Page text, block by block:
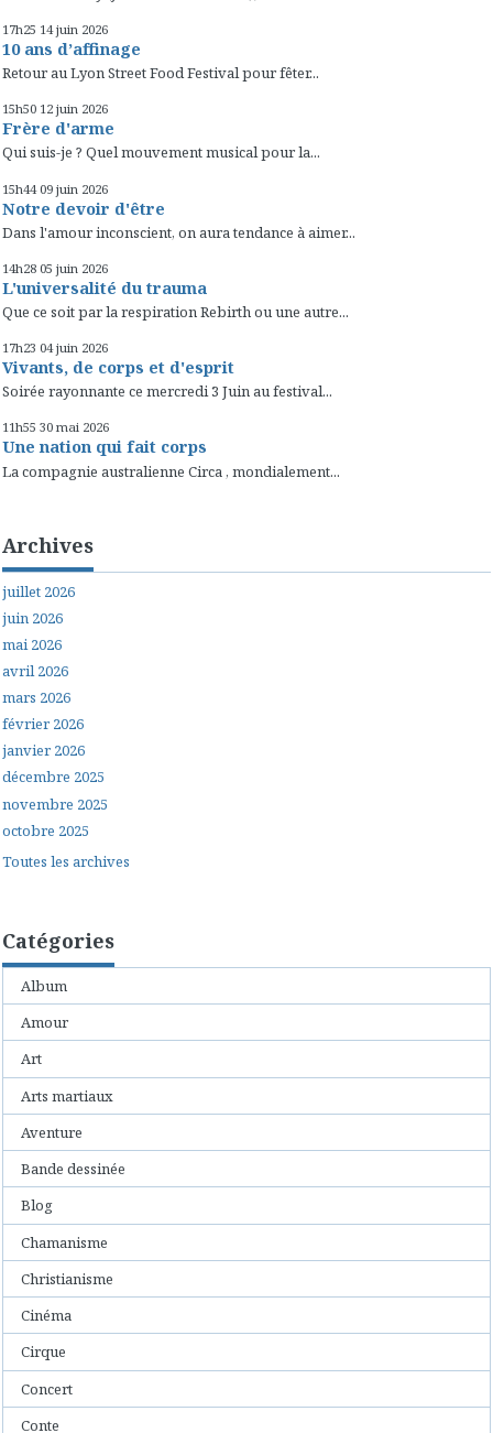
17h25 14 juin 2026
10 ans d’affinage
Retour au Lyon Street Food Festival pour fêter...
15h50 12 juin 2026
Frère d'arme
Qui suis-je ? Quel mouvement musical pour la...
15h44 09 juin 2026
Notre devoir d'être
Dans l'amour inconscient, on aura tendance à aimer...
14h28 05 juin 2026
L'universalité du trauma
Que ce soit par la respiration Rebirth ou une autre...
17h23 04 juin 2026
Vivants, de corps et d'esprit
Soirée rayonnante ce mercredi 3 Juin au festival...
11h55 30 mai 2026
Une nation qui fait corps
La compagnie australienne Circa , mondialement...
Archives
juillet 2026
juin 2026
mai 2026
avril 2026
mars 2026
février 2026
janvier 2026
décembre 2025
novembre 2025
octobre 2025
Toutes les archives
Catégories
Album
Amour
Art
Arts martiaux
Aventure
Bande dessinée
Blog
Chamanisme
Christianisme
Cinéma
Cirque
Concert
Conte